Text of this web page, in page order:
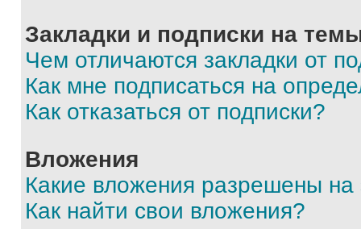
Закладки и подписки на
Чем отличаются закладки от
Как мне подписаться на
Как отказаться от подписки?
Вложения
Какие вложения разрешены
Как найти свои вложения?